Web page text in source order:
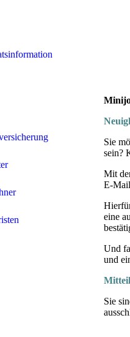
Sie
sein?
Mit
E-
eine
Und
und
Sie